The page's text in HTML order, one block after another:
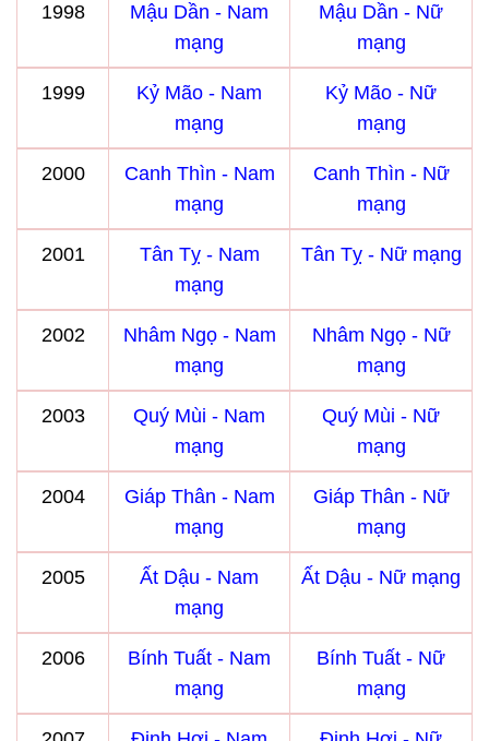
1998
Mậu Dần - Nam
mạng
Mậu Dần - Nữ
mạng
1999
Kỷ Mão - Nam
mạng
Kỷ Mão - Nữ
mạng
2000
Canh Thìn - Nam
mạng
Canh Thìn - Nữ
mạng
2001
Tân Tỵ - Nam
mạng
Tân Tỵ - Nữ mạng
2002
Nhâm Ngọ - Nam
mạng
Nhâm Ngọ - Nữ
mạng
2003
Quý Mùi - Nam
mạng
Quý Mùi - Nữ
mạng
2004
Giáp Thân - Nam
mạng
Giáp Thân - Nữ
mạng
2005
Ất Dậu - Nam
mạng
Ất Dậu - Nữ mạng
2006
Bính Tuất - Nam
mạng
Bính Tuất - Nữ
mạng